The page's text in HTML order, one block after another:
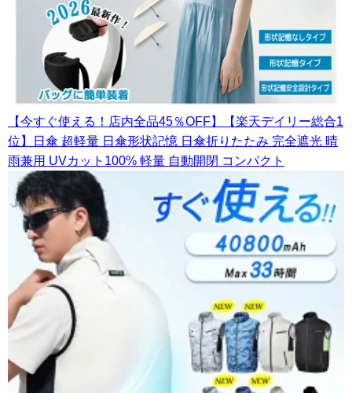
【今すぐ使える！店内全品45％OFF】【楽天デイリー総合1
位】日傘 超軽量 日傘形状記憶 日傘折りたたみ 完全遮光 晴
雨兼用 UVカット100% 軽量 自動開閉 コンパクト